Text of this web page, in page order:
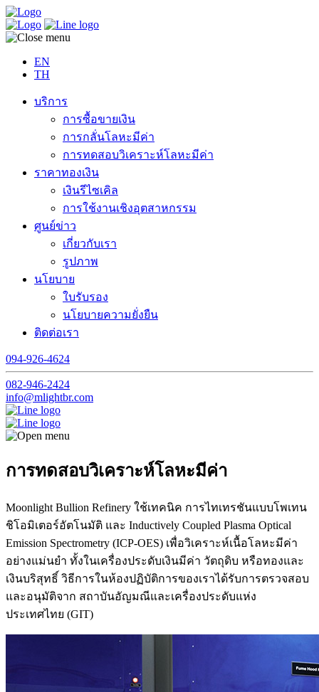
EN
TH
บริการ
การซื้อขายเงิน
การกลั่นโลหะมีค่า
การทดสอบวิเคราะห์โลหะมีค่า
ราคาทองเงิน
เงินรีไซเคิล
การใช้งานเชิงอุตสาหกรรม
ศูนย์ข่าว
เกี่ยวกับเรา
รูปภาพ
นโยบาย
ใบรับรอง
นโยบายความยั่งยืน
ติดต่อเรา
094-926-4624
082-946-2424
info@mlightbr.com
การทดสอบวิเคราะห์โลหะมีค่า
Moonlight Bullion Refinery ใช้เทคนิค การไทเทรชันแบบโพเทน
ชิโอมิเตอร์อัตโนมัติ และ Inductively Coupled Plasma Optical
Emission Spectrometry (ICP-OES) เพื่อวิเคราะห์เนื้อโลหะมีค่า
อย่างแม่นยำ ทั้งในเครื่องประดับเงินมีค่า วัตถุดิบ หรือทองและ
เงินบริสุทธิ์ วิธีการในห้องปฏิบัติการของเราได้รับการตรวจสอบ
และอนุมัติจาก สถาบันอัญมณีและเครื่องประดับแห่ง
ประเทศไทย (GIT)